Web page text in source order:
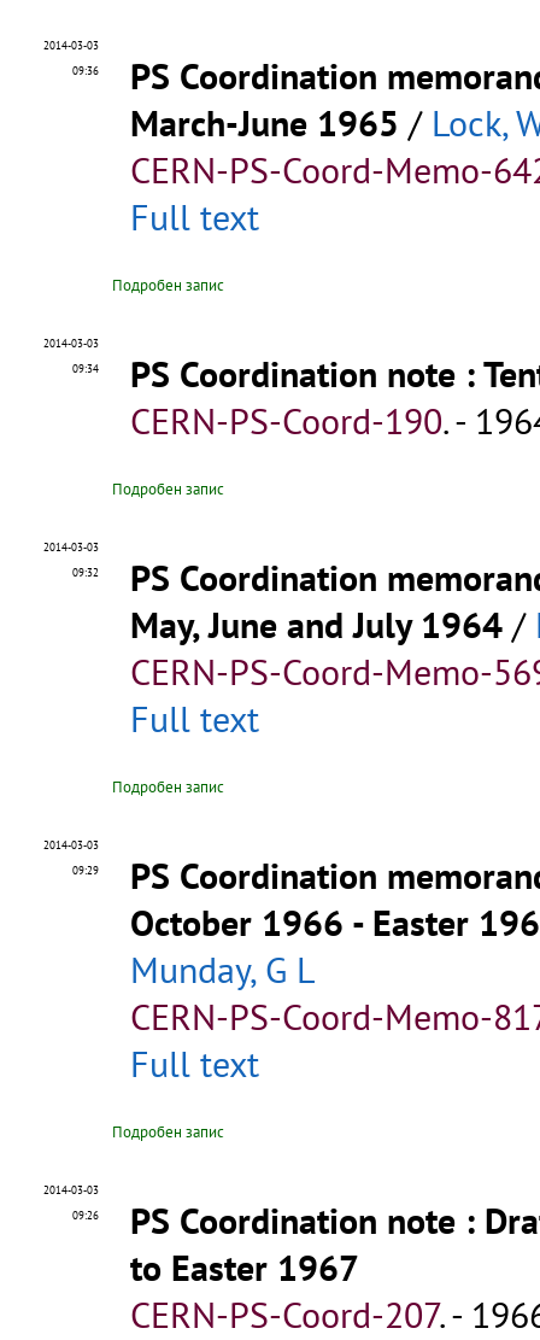
2014-03-03
09:36
PS Coordination
March-June 1965 / Lock,
CERN-PS-Coord-Memo-
Full text
Подробен запис
2014-03-03
09:34
PS Coordination note :
CERN-PS-Coord-190.-
Подробен запис
2014-03-03
09:32
PS Coordination
May, June and July 1964 /
CERN-PS-Coord-Memo-
Full text
Подробен запис
2014-03-03
09:29
PS Coordination
October 1966 - Easter
Munday, G L
CERN-PS-Coord-Memo-
Full text
Подробен запис
2014-03-03
09:26
PS Coordination note :
to Easter 1967
CERN-PS-Coord-207.-